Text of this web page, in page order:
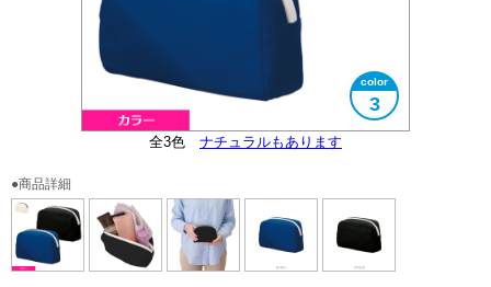
全3色 ナチュラルもあります
3
使用イメージ
大きさイメージ
●商品詳細